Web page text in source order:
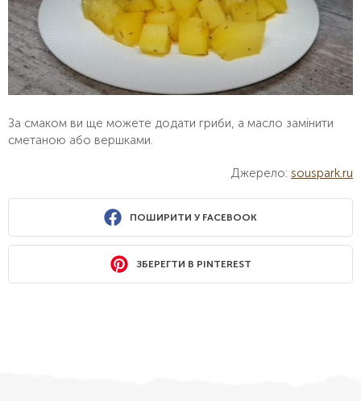
За смаком ви ще можете додати гриби, а масло замінити
сметаною або вершками.
Джерело: souspark.ru
ПОШИРИТИ У FACEBOOK
ЗБЕРЕГТИ В PINTEREST